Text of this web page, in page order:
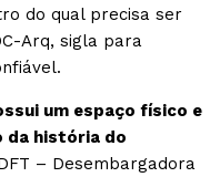
do qual precisa ser
Arq, sigla para
um espaço físico e
da história do
– Desembargadora